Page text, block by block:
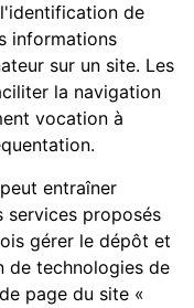
de
informations
sur un site. Les
la navigation
vocation à
entraîner
proposés
gérer le dépôt et
de technologies de
page du site «